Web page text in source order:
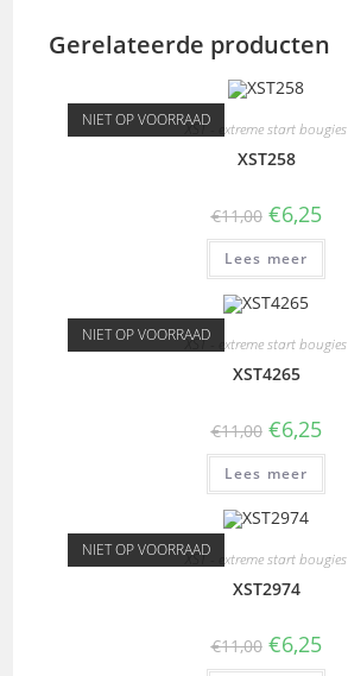
Gerelateerde producten
NIET OP VOORRAADXST - extreme start bougies
XST258
€11,00 €6,25
Lees meer
NIET OP VOORRAADXST - extreme start bougies
XST4265
€11,00 €6,25
Lees meer
NIET OP VOORRAADXST - extreme start bougies
XST2974
€11,00 €6,25